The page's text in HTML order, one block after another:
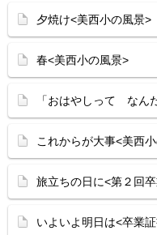
夕焼け<美西小の風景>
春<美西小の風景>
「おはやしって なん
これからが大事<美西
旅立ちの日に<第２回
いよいよ明日は<卒業